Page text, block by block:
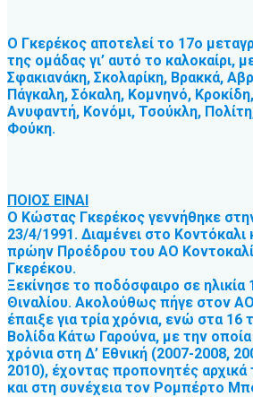
Ο Γκερέκος αποτελεί το 17ο
της ομάδας γι’ αυτό το καλοκαίρι,
Σφακιανάκη, Σκολαρίκη, Βρακκά,
Πάγκαλη, Σόκαλη, Κομνηνό,
Ανυφαντή, Κονόμι, Τσούκλη,
Φούκη.
ΠΟΙΟΣ ΕΙΝΑΙ
Ο Κώστας Γκερέκος γεννήθηκε
23/4/1991. Διαμένει στο Κοντόκαλι
πρώην Προέδρου του ΑΟ
Γκερέκου.
Ξεκίνησε το ποδόσφαιρο σε
Θιναλίου. Ακολούθως πήγε στον
έπαιξε για τρία χρόνια, ενώ στα 16
Βολίδα Κάτω Γαρούνα, με την
χρόνια στη Δ’ Εθνική (2007-2008,
2010), έχοντας προπονητές
και στη συνέχεια τον Ρομπέρτο